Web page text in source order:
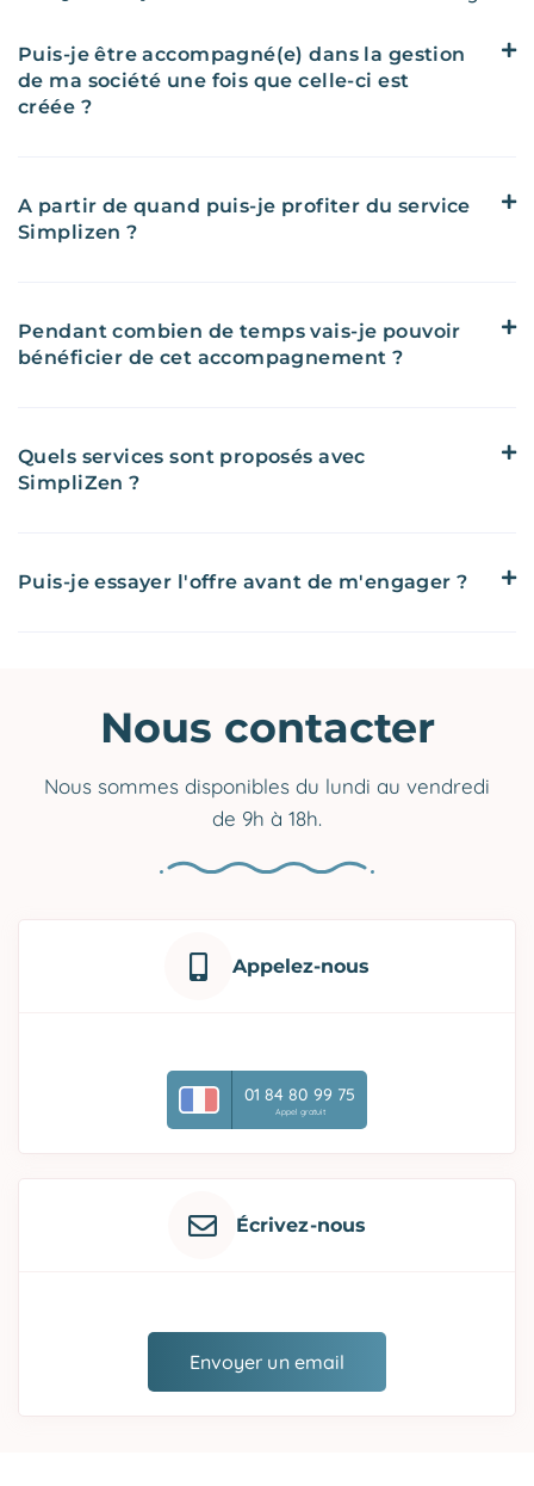
Puis-je être accompagné(e) dans la gestion
de ma société une fois que celle-ci est
créée ?
A partir de quand puis-je profiter du service
Simplizen ?
Pendant combien de temps vais-je pouvoir
bénéficier de cet accompagnement ?
Quels services sont proposés avec
SimpliZen ?
Puis-je essayer l'offre avant de m'engager ?
Nous contacter
Nous sommes disponibles du lundi au vendredi
de 9h à 18h.
Appelez-nous
01 84 80 99 75
Appel gratuit
Écrivez-nous
Envoyer un email